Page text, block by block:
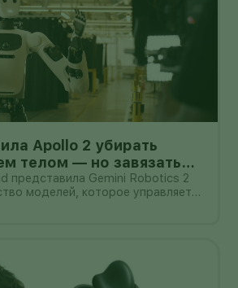
Apollo 2 убирать
телом — но завязать
лишь в 44% попыток
представила Gemini Robotics 2
моделей, которое управляет